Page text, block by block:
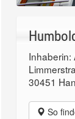
Inhaberin:
30451
So